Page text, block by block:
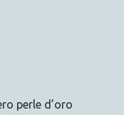
perle d’oro